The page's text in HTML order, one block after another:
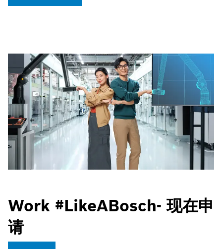
Work #LikeABosch- 现在申
请